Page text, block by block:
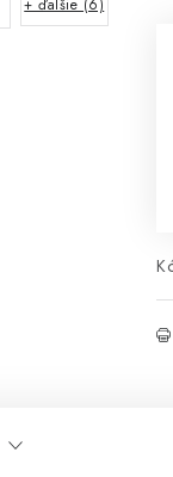
+ ďalšie (6)